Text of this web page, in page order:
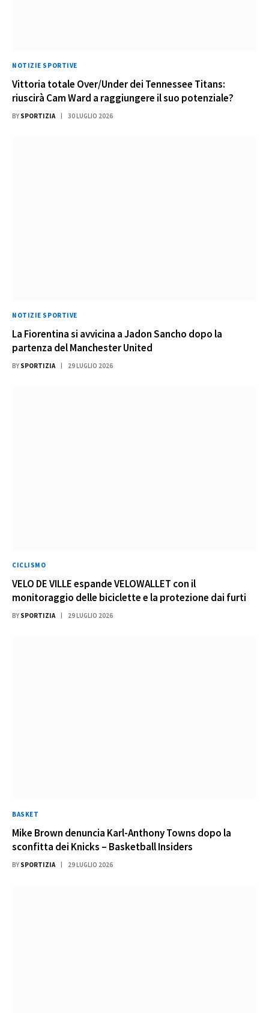
NOTIZIE SPORTIVE
Vittoria totale Over/Under dei Tennessee Titans:
riuscirà Cam Ward a raggiungere il suo potenziale?
BY SPORTIZIA 30 LUGLIO 2026
NOTIZIE SPORTIVE
La Fiorentina si avvicina a Jadon Sancho dopo la
partenza del Manchester United
BY SPORTIZIA 29 LUGLIO 2026
CICLISMO
VELO DE VILLE espande VELOWALLET con il
monitoraggio delle biciclette e la protezione dai furti
BY SPORTIZIA 29 LUGLIO 2026
BASKET
Mike Brown denuncia Karl-Anthony Towns dopo la
sconfitta dei Knicks – Basketball Insiders
BY SPORTIZIA 29 LUGLIO 2026